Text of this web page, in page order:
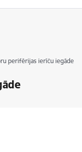
perifērijas ierīču iegāde